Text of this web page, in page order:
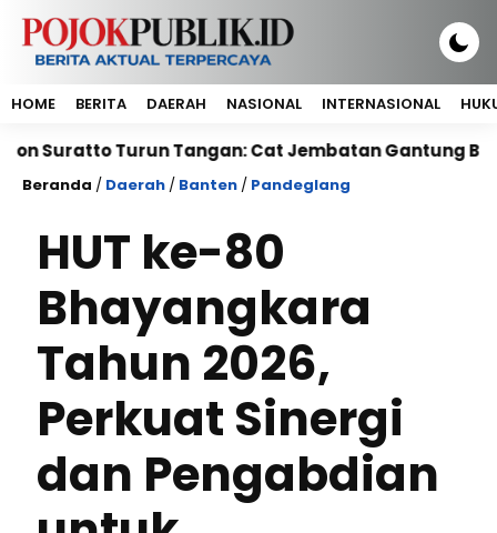
HOME BERITA DAERAH NASIONAL INTERNASIONAL
Turun Tangan: Cat Jembatan Gantung Benteng-
Beranda / Daerah / Banten / Pandeglang
HUT ke-80
Bhayangkara
Tahun 2026,
Perkuat Sinergi
dan Pengabdian